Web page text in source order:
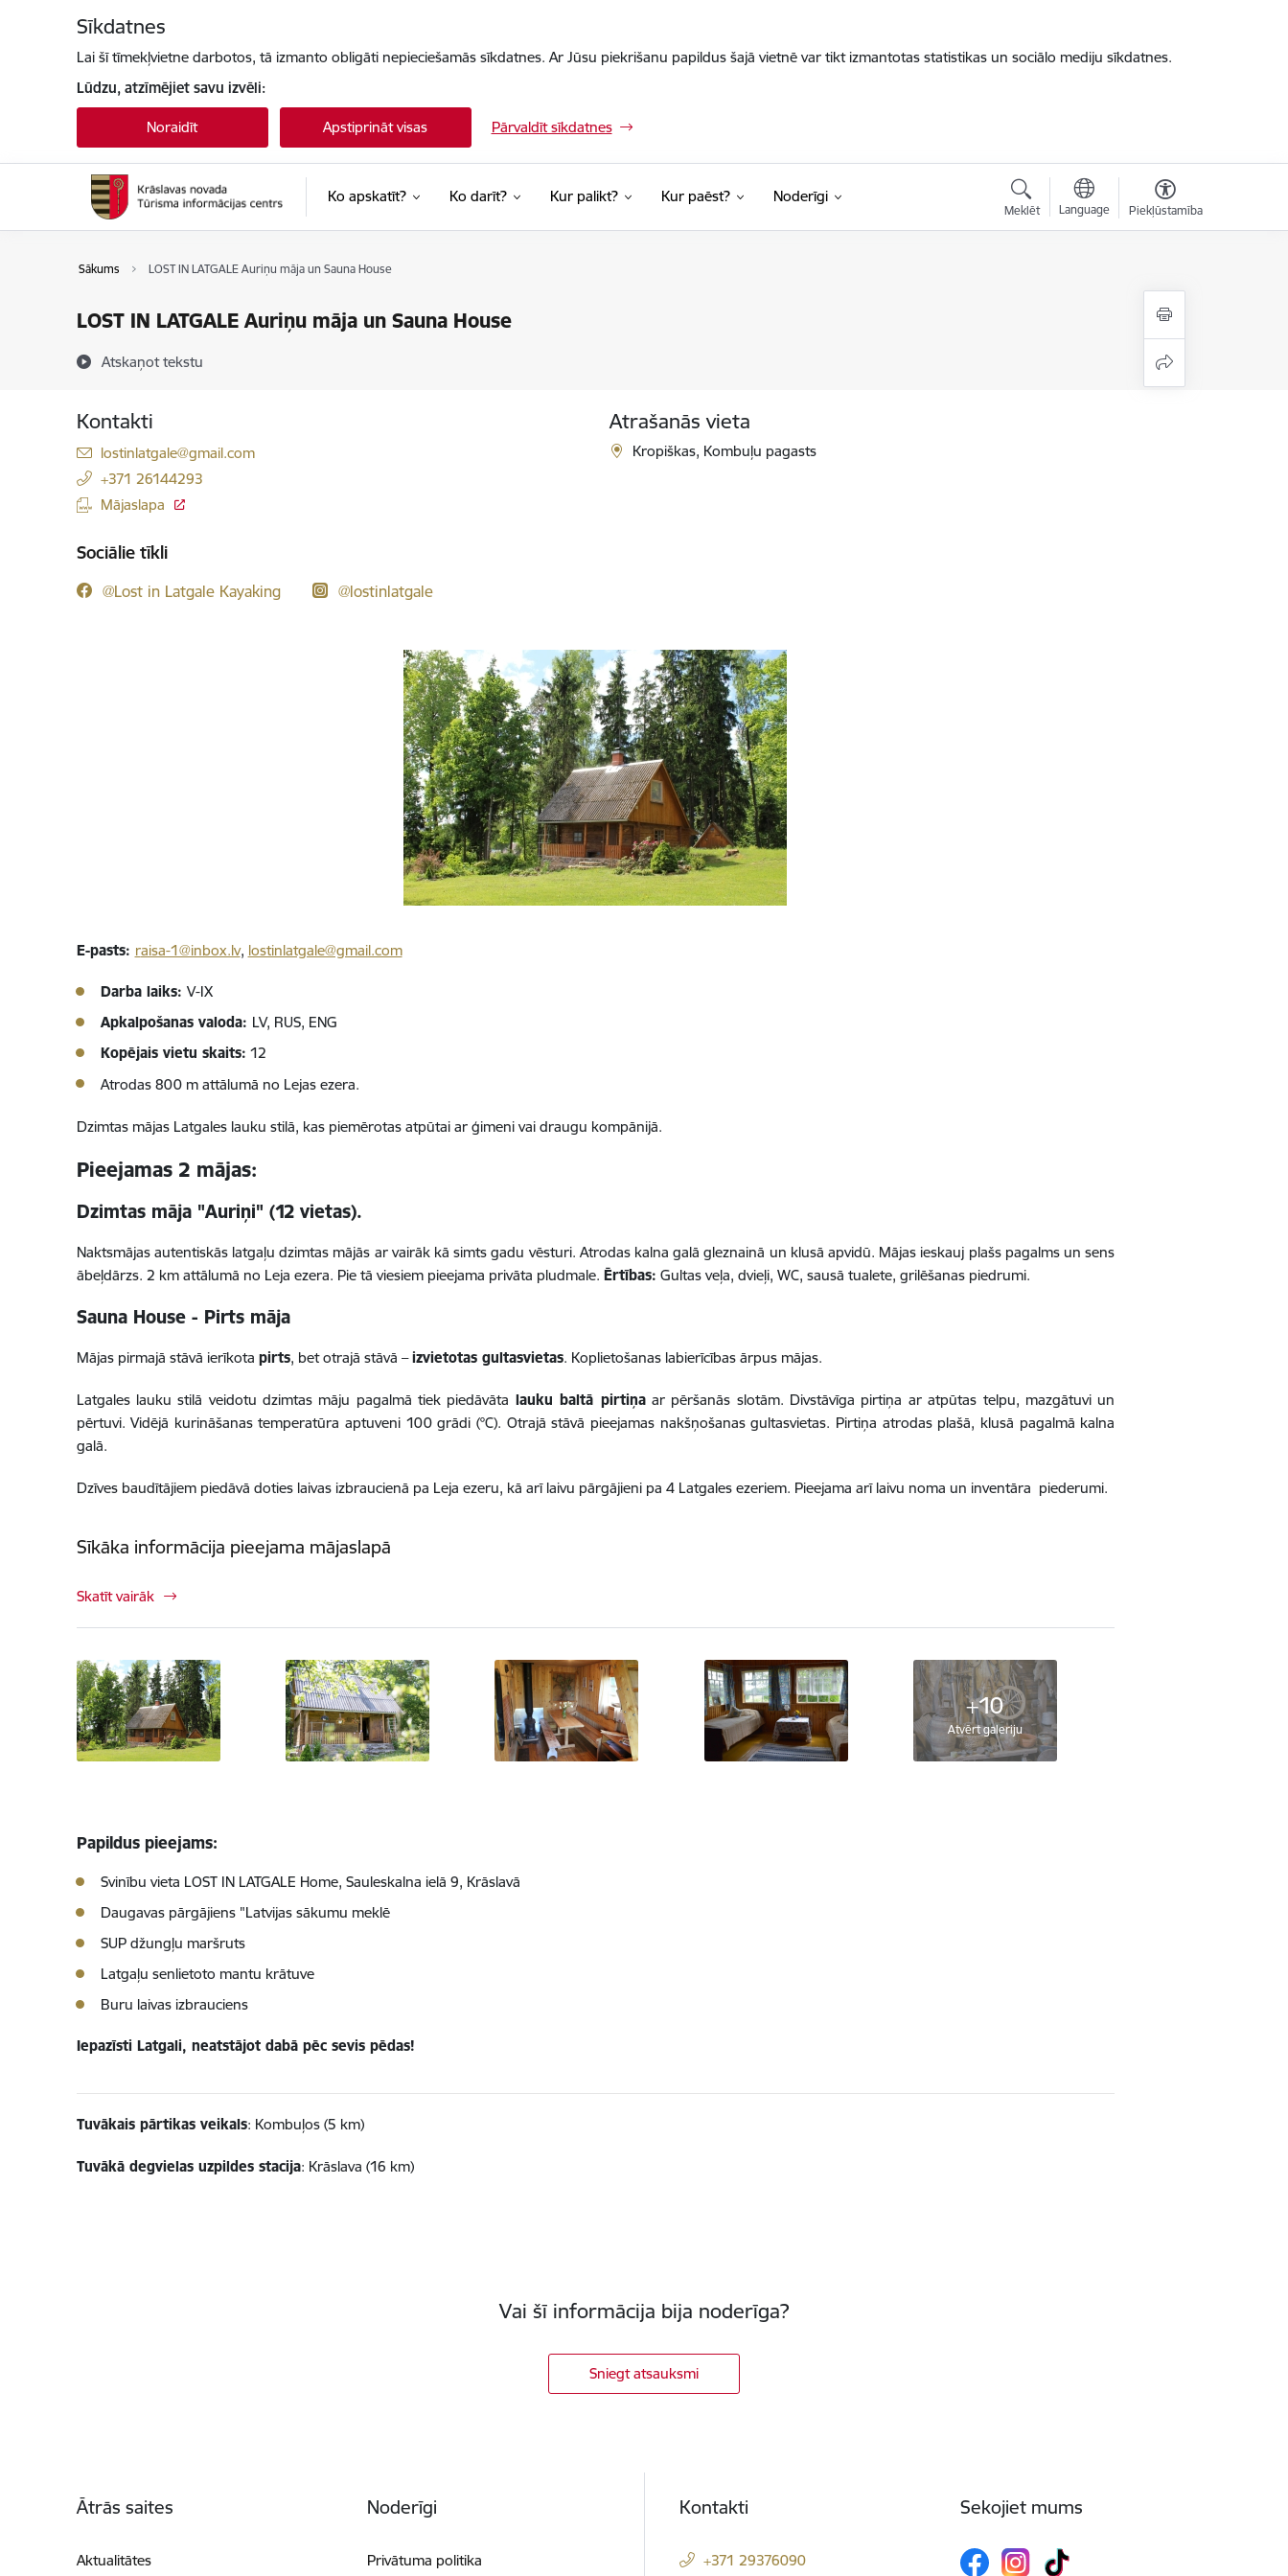
Sīkdatnes
Lai šī tīmekļvietne darbotos, tā izmanto obligāti nepieciešamās sīkdatnes. Ar Jūsu piekrišanu papildus šajā vietnē var tikt izmantotas statistikas un sociālo mediju sīkdatnes.
Lūdzu, atzīmējiet savu izvēli:
Noraidīt Apstiprināt visas Pārvaldīt sīkdatnes
Ko apskatīt? Ko darīt? Kur palikt? Kur paēst? Noderīgi
Meklēt Language Piekļūstamība
Sākums LOST IN LATGALE Auriņu māja un Sauna House
LOST IN LATGALE Auriņu māja un Sauna House
Atskaņot tekstu
Kontakti
E-pasts:
lostinlatgale@gmail.com
+371 26144293
Mājaslapa
Atrašanās vieta
Kropiškas, Kombuļu pagasts
Sociālie tīkli
@Lost in Latgale Kayaking @lostinlatgale
E-pasts: raisa-1@inbox.lv, lostinlatgale@gmail.com
Darba laiks: V-IX
Apkalpošanas valoda: LV, RUS, ENG
Kopējais vietu skaits: 12
Atrodas 800 m attālumā no Lejas ezera.
Dzimtas mājas Latgales lauku stilā, kas piemērotas atpūtai ar ģimeni vai draugu kompānijā.
Pieejamas 2 mājas:
Dzimtas māja "Auriņi" (12 vietas).
Naktsmājas autentiskās latgaļu dzimtas mājās ar vairāk kā simts gadu vēsturi. Atrodas kalna galā gleznainā un klusā apvidū. Mājas ieskauj plašs pagalms un sens
ābeļdārzs. 2 km attālumā no Leja ezera. Pie tā viesiem pieejama privāta pludmale. Ērtības: Gultas veļa, dvieļi, WC, sausā tualete, grilēšanas piedrumi.
Sauna House - Pirts māja
Mājas pirmajā stāvā ierīkota pirts, bet otrajā stāvā –izvietotas gultasvietas. Koplietošanas labierīcības ārpus mājas.
Latgales lauku stilā veidotu dzimtas māju pagalmā tiek piedāvāta lauku baltā pirtiņaar pēršanās slotām. Divstāvīga pirtiņa ar atpūtas telpu, mazgātuvi un
pērtuvi. Vidējā kurināšanas temperatūra aptuveni 100 grādi (°C). Otrajā stāvā pieejamas nakšņošanas gultasvietas. Pirtiņa atrodas plašā, klusā pagalmā kalna
galā.
Dzīves baudītājiem piedāvā doties laivas izbraucienā pa Leja ezeru, kā arī laivu pārgājieni pa 4 Latgales ezeriem. Pieejama arī laivu noma un inventāra piederumi.
Sīkāka informācija pieejama mājaslapā
Skatīt vairāk
+10
Atvērt galeriju
Papildus pieejams:
Svinību vieta LOST IN LATGALE Home, Sauleskalna ielā 9, Krāslavā
Daugavas pārgājiens "Latvijas sākumu meklē
SUP džungļu maršruts
Latgaļu senlietoto mantu krātuve
Buru laivas izbrauciens
Iepazīsti Latgali, neatstājot dabā pēc sevis pēdas!
Tuvākais pārtikas veikals: Kombuļos (5 km)
Tuvākā degvielas uzpildes stacija: Krāslava (16 km)
Vai šī informācija bija noderīga?
Sniegt atsauksmi
Ātrās saites
Aktualitātes
Noderīgi
Privātuma politika
Kontakti
+371 29376090
Sekojiet mums